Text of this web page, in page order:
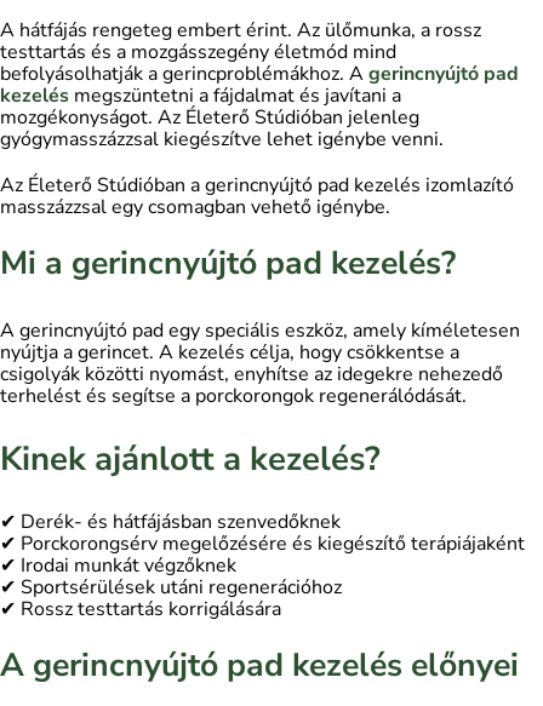
A hátfájás rengeteg embert érint. Az ülőmunka, a rossz
testtartás és a mozgásszegény életmód mind
befolyásolhatják a gerincproblémákhoz. Agerincnyújtó pad
kezelés megszüntetni a fájdalmat és javítani a
mozgékonyságot. Az Életerő Stúdióban jelenleg
gyógymasszázzsal kiegészítve lehet igénybe venni.
Az Életerő Stúdióban a gerincnyújtó pad kezelés izomlazító
masszázzsal egy csomagban vehető igénybe.
Mi a gerincnyújtó pad kezelés?
A gerincnyújtó pad egy speciális eszköz, amely kíméletesen
nyújtja a gerincet. A kezelés célja, hogy csökkentse a
csigolyák közötti nyomást, enyhítse az idegekre nehezedő
terhelést és segítse a porckorongok regenerálódását.
Kinek ajánlott a kezelés?
✔ Derék- és hátfájásban szenvedőknek
✔ Porckorongsérv megelőzésére és kiegészítő terápiájaként
✔ Irodai munkát végzőknek
✔ Sportsérülések utáni regenerációhoz
✔ Rossz testtartás korrigálására
A gerincnyújtó pad kezelés előnyei